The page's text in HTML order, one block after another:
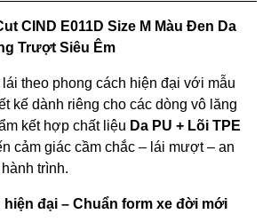
CIND E011D Size M Màu Đen Da
Trượt Siêu Êm
theo phong cách hiện đại với mẫu
kế dành riêng cho các dòng vô lăng
kết hợp chất liệu Da PU + Lõi TPE
cảm giác cầm chắc – lái mượt – an
trình.
đại – Chuẩn form xe đời mới